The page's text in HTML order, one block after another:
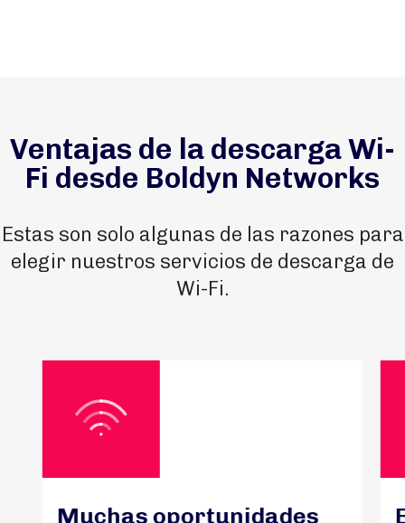
Ventajas de la descarga Wi-
Fi desde Boldyn Networks
Estas son solo algunas de las razones para
elegir nuestros servicios de descarga de
Wi-Fi.
Muchas oportunidades